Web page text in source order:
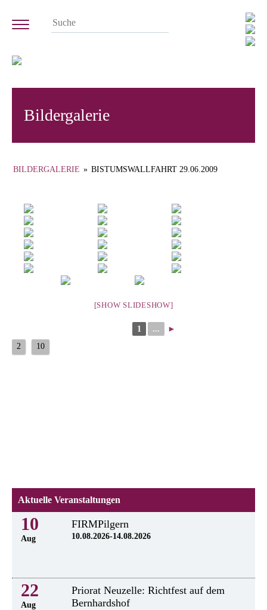
Bildergalerie
BILDERGALERIE » BISTUMSWALLFAHRT 29.06.2009
[SHOW SLIDESHOW]
1
2
...
10
►
Aktuelle Veranstaltungen
10
Aug
FIRMPilgern
10.08.2026-14.08.2026
22
Aug
Priorat Neuzelle: Richtfest auf dem
Bernhardshof